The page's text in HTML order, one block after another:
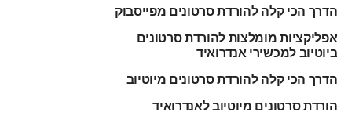
הדרך הכי קלה להורדת סרטונים מפייסבוק
אפליקציות מומלצות להורדת סרטונים
ביוטיוב למכשירי אנדרואיד
הדרך הכי קלה להורדת סרטונים מיוטיוב
הורדת סרטונים מיוטיוב לאנדרואיד